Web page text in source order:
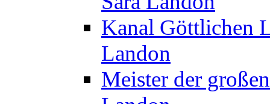
Kanal Göttlichen
Landon
Meister der